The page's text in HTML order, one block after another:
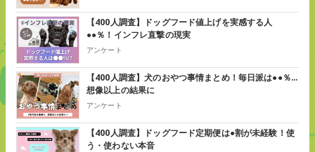
【400人調査】ドッグフード値上げを実感する人
●●％！インフレ直撃の現実
アンケート
【400人調査】犬のおやつ事情まとめ！毎日派は●●％…
想像以上の結果に
アンケート
【400人調査】ドッグフード定期便は●割が未経験！使
う・使わない本音